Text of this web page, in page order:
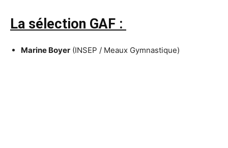
La sélection GAF :
Marine Boyer (INSEP / Meaux Gymnastique)